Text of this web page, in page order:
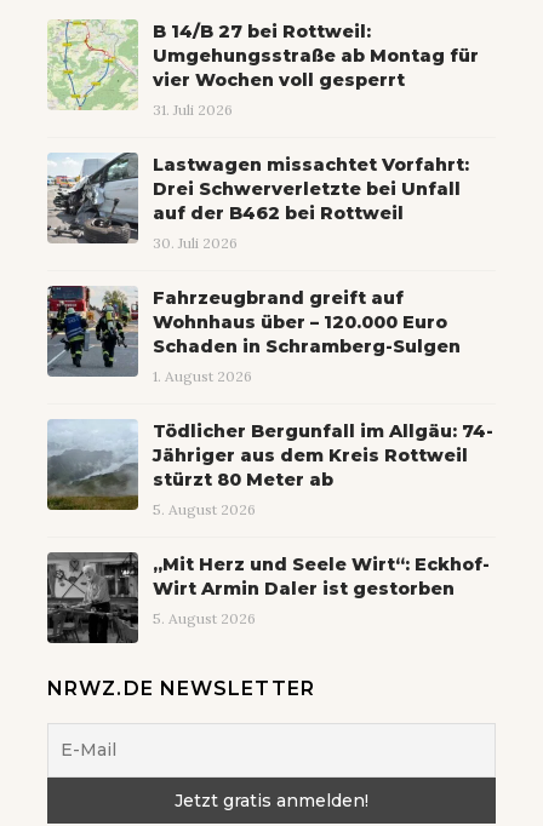
B 14/B 27 bei Rottweil:
Umgehungsstraße ab Montag für
vier Wochen voll gesperrt
31. Juli 2026
Lastwagen missachtet Vorfahrt:
Drei Schwerverletzte bei Unfall
auf der B462 bei Rottweil
30. Juli 2026
Fahrzeugbrand greift auf
Wohnhaus über – 120.000 Euro
Schaden in Schramberg-Sulgen
1. August 2026
Tödlicher Bergunfall im Allgäu: 74-
Jähriger aus dem Kreis Rottweil
stürzt 80 Meter ab
5. August 2026
„Mit Herz und Seele Wirt“: Eckhof-
Wirt Armin Daler ist gestorben
5. August 2026
NRWZ.DE NEWSLETTER